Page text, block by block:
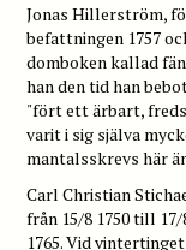
Jonas Hillerström,
befattningen 1757
domboken kallad
han den tid han
"fört ett ärbart,
varit i sig själva
mantalsskrevs här
Carl Christian
från 15/8 1750 till
1765. Vid